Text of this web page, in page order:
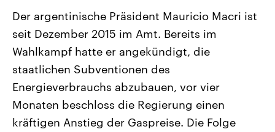
Landtagswahl Sachsen-Anhalt
2026
Alle Informationen
Sachsen-Anhalt wählt am 6.
September 2026 einen neuen
Landtag. Seit 2021 wird das
Bundesland von einer Koalition aus
Umfragen, Prognosen,
USA
Aktuelle Beiträge,
Wirtschaftlich und
gehören die Vereinigten
den mächtigsten Ländern
mit großem Einfluss auf
aktuelle Weltgeschehen.
Der argentinische Präsident Mauricio Macri ist
seit Dezember 2015 im Amt. Bereits im
Wahlkampf hatte er angekündigt, die
staatlichen Subventionen des
Energieverbrauchs abzubauen, vor vier
Monaten beschloss die Regierung einen
kräftigen Anstieg der Gaspreise. Die Folge